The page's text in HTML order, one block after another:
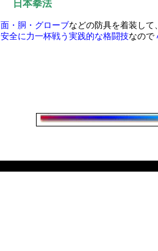
日本拳法
面・胴・グローブなどの防具を着装し
安全に力一杯戦う実践的な格闘技なので